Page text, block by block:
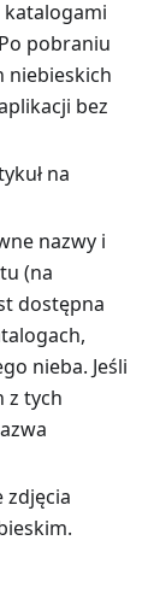
katalogami
pobraniu
niebieskich
bez
na
nazwy i
(na
dostępna
nieba. Jeśli
z tych
zdjęcia